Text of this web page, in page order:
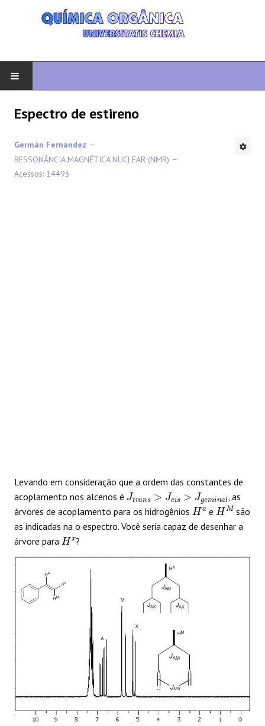
ORGÂNICO AVANÇADO
Espectro de estireno
Germán Fernández
RESSONÂNCIA MAGNÉTICA NUCLEAR (NMR)
Acessos: 14493
Levando em consideração que a ordem das constantes de
acoplamento nos alcenos é Jtra ns>Jcis>Jg eminal
, as
árvores de acoplamento para os hidrogênios Hae HM são
as indicadas na o espectro. Você seria capaz de desenhar a
árvore para Hx?